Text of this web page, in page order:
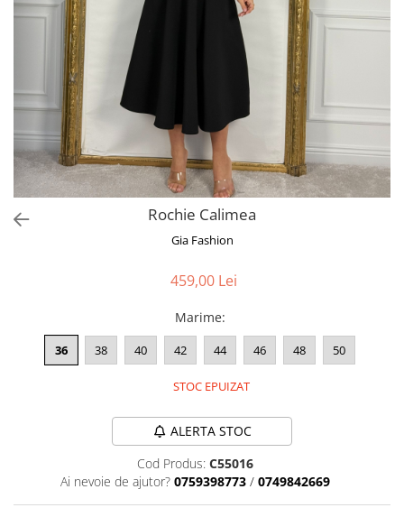
Pantaloni
Veste
Paltoane
Sacouri
Traditional
Rochie Calimea
Gia Fashion
459,00 Lei
Marime:
36 38 40 42 44 46 48 50
STOC EPUIZAT
ALERTA STOC
Cod Produs: C55016
Ai nevoie de ajutor? 0759398773 / 0749842669